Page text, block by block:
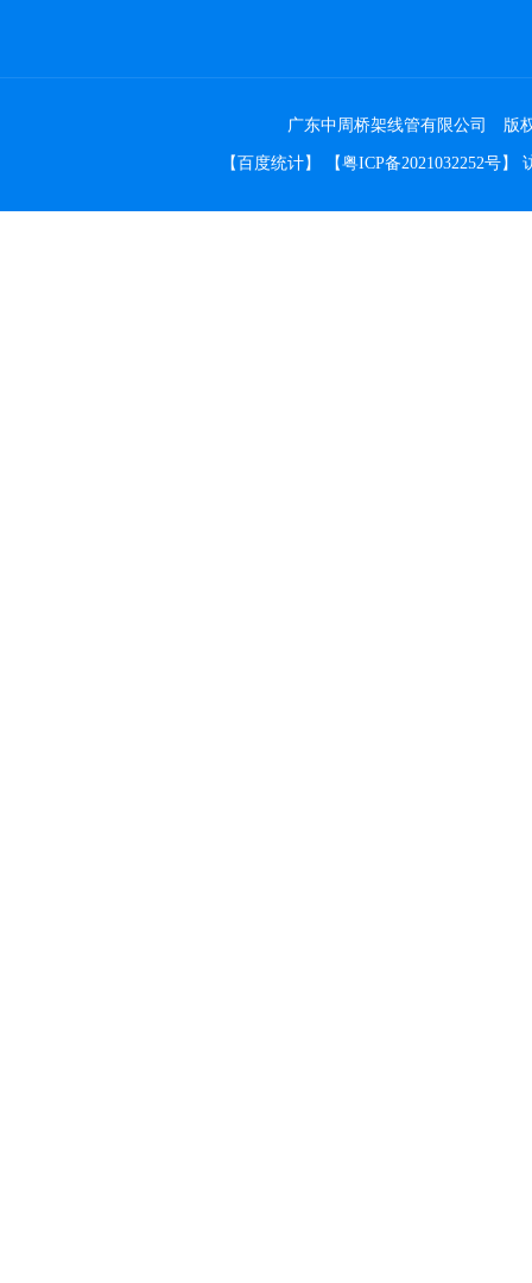
广东中周桥架线管有限公司 版
【百度统计】 【粤ICP备2021032252号】